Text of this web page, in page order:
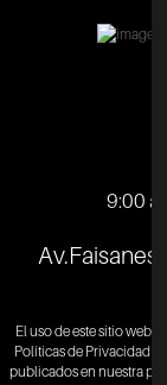
9:00
Av.Faisanes
El uso de este sitio web
Políticas de Privacidad
publicados en nuestra